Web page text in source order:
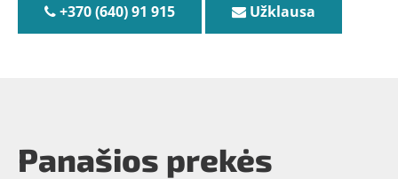
+370 (640) 91 915 Užklausa
Panašios prekės